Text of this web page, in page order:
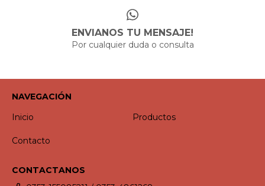
ENVIANOS TU MENSAJE!
Por cualquier duda o consulta
NAVEGACIÓN
Inicio
Productos
Contacto
CONTACTANOS